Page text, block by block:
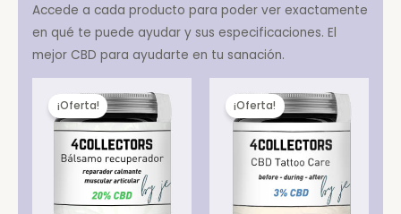
Accede a cada producto para poder ver exactamente
en qué te puede ayudar y sus especificaciones. El
mejor CBD para ayudarte en tu sanación.
¡Oferta! ¡Oferta!